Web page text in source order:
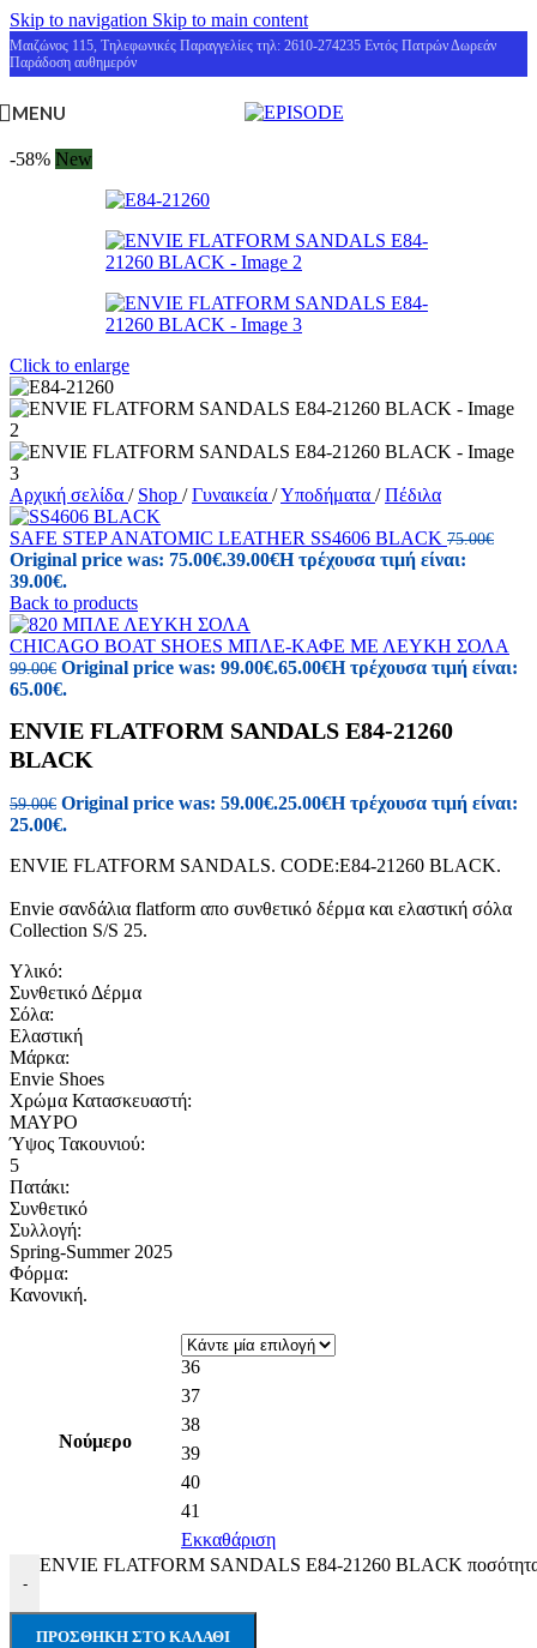
Skip to navigation Skip to main content
Μαιζώνος 115, Τηλεφωνικές Παραγγελίες τηλ: 2610-274235 Εντός Πατρών Δωρεάν
Παράδοση αυθημερόν
MENU
-58% New
Click to enlarge
Αρχική σελίδα / Shop / Γυναικεία /Υποδήματα / Πέδιλα
SAFE STEP ANATOMIC LEATHER SS4606 BLACK 75.00€
Original price was: 75.00€.39.00€Η τρέχουσα τιμή είναι:
39.00€.
Back to products
CHICAGO BOAT SHOES ΜΠΛΕ-ΚΑΦΕ ΜΕ ΛΕΥΚΗ ΣΟΛΑ
99.00€ Original price was: 99.00€.65.00€Η τρέχουσα τιμή είναι:
65.00€.
ENVIE FLATFORM SANDALS E84-21260
BLACK
59.00€ Original price was: 59.00€.25.00€Η τρέχουσα τιμή είναι:
25.00€.
ENVIE FLATFORM SANDALS. CODE:E84-21260 BLACK.
Envie σανδάλια flatform απο συνθετικό δέρμα και ελαστική σόλα
Collection S/S 25.
Υλικό:
Συνθετικό Δέρμα
Σόλα:
Ελαστική
Μάρκα:
Envie Shoes
Χρώμα Κατασκευαστή:
ΜΑΥΡΟ
Ύψος Τακουνιού:
5
Πατάκι:
Συνθετικό
Συλλογή:
Spring-Summer 2025
Φόρμα:
Κανονική.
Νούμερο
36
37
38
39
40
41
Εκκαθάριση
-
ENVIE FLATFORM SANDALS E84-21260 BLACK
ΠΡΟΣΘΉΚΗ ΣΤΟ ΚΑΛΆΘΙ